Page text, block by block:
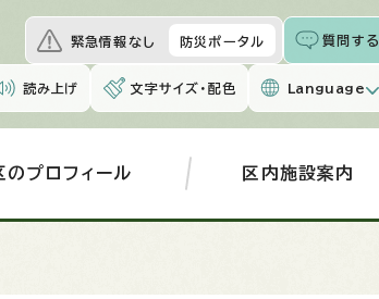
緊急情報なし 防災ポータル 質問する
読み上げ 文字サイズ・配色 Language
のプロフィール 区内施設案内